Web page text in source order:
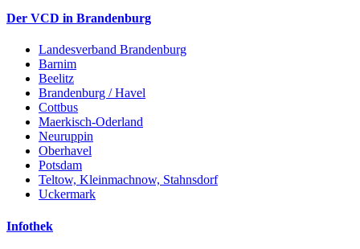
Der VCD in Brandenburg
Landesverband Brandenburg
Barnim
Beelitz
Brandenburg / Havel
Cottbus
Maerkisch-Oderland
Neuruppin
Oberhavel
Potsdam
Teltow, Kleinmachnow, Stahnsdorf
Uckermark
Infothek